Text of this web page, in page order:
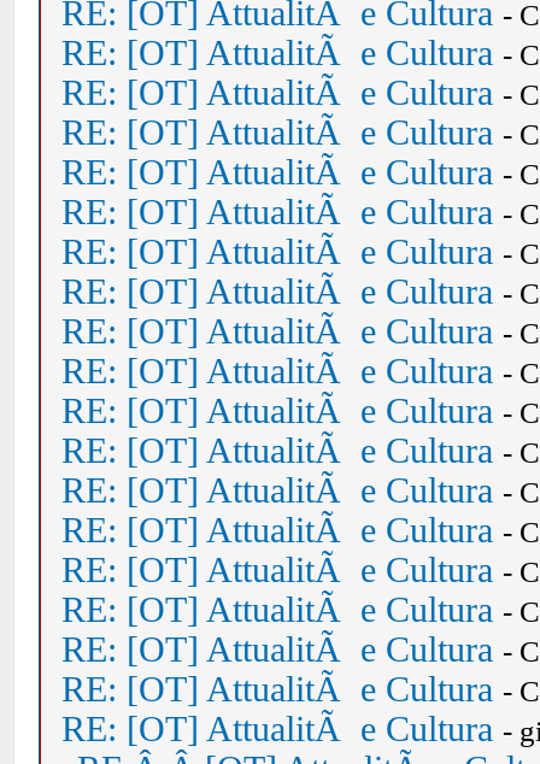
RE: [OT] AttualitÃ e Cultura -
RE: [OT] AttualitÃ e Cultura -
RE: [OT] AttualitÃ e Cultura -
RE: [OT] AttualitÃ e Cultura -
RE: [OT] AttualitÃ e Cultura -
RE: [OT] AttualitÃ e Cultura -
RE: [OT] AttualitÃ e Cultura -
RE: [OT] AttualitÃ e Cultura -
RE: [OT] AttualitÃ e Cultura -
RE: [OT] AttualitÃ e Cultura -
RE: [OT] AttualitÃ e Cultura -
RE: [OT] AttualitÃ e Cultura -
RE: [OT] AttualitÃ e Cultura -
RE: [OT] AttualitÃ e Cultura -
RE: [OT] AttualitÃ e Cultura -
RE: [OT] AttualitÃ e Cultura -
RE: [OT] AttualitÃ e Cultura -
RE: [OT] AttualitÃ e Cultura -
RE: [OT] AttualitÃ e Cultura -